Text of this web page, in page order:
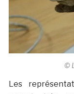
©
Les